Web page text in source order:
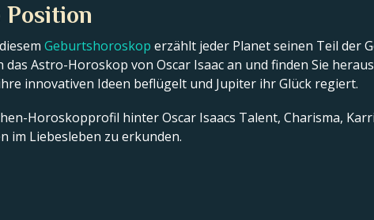
Position
Geburtshoroskop erzählt jeder Planet seinen Teil der
das Astro-Horoskop von Oscar Isaac an und finden Sie
innovativen Ideen beflügelt und Jupiter ihr Glück regiert.
Horoskopprofil hinter Oscar Isaacs Talent, Charisma,
im Liebesleben zu erkunden.